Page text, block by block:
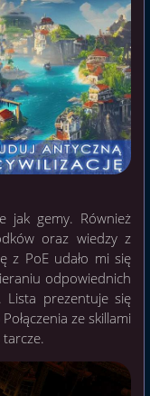
jak gemy. Również
oraz wiedzy z
z PoE udało mi się
odpowiednich
Lista prezentuje się
ze skillami